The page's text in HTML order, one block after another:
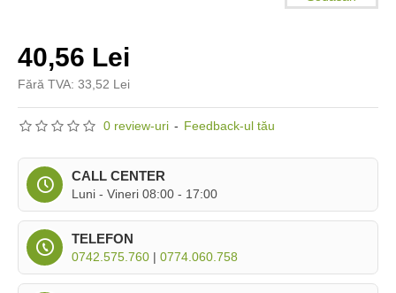
0 review-uri - Feedback-ul tău
40,56 Lei
Fără TVA: 33,52 Lei
CALL CENTER
Luni - Vineri 08:00 - 17:00
TELEFON
0742.575.760 | 0774.060.758